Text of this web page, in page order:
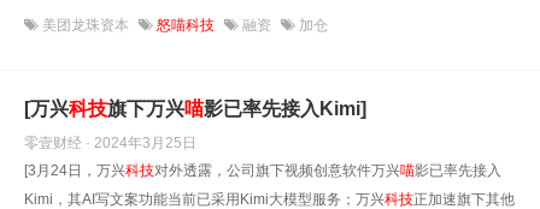
美团龙珠资本 怒喵科技 融资 加仓
[万兴科技旗下万兴喵影已率先接入Kimi]
零壹财经 · 2024年3月25日
[3月24日，万兴科技对外透露，公司旗下视频创意软件万兴喵影已率先接入
Kimi，其AI写文案功能当前已采用Kimi大模型服务；万兴科技正加速旗下其他